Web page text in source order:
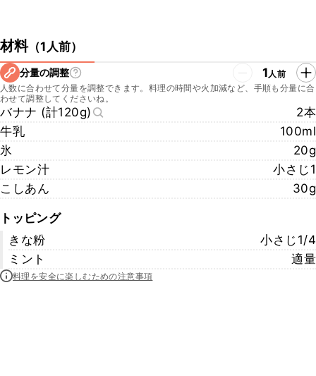
材料（1人前）
分量の調整 1人前
人数に合わせて分量を調整できます。料理の時間や火加減など、手順も分量に合
わせて調整してくださいね。
バナナ (計120g)
2本
牛乳
100ml
氷
20g
レモン汁
小さじ1
こしあん
30g
トッピング
きな粉
小さじ1/4
ミント
適量
料理を安全に楽しむための注意事項